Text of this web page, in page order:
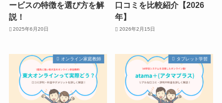
ービスの特徴を選び方を解
説！
2025年6月20日
口コミを比較紹介【2026
年】
2026年2月15日
オンライン家庭教師 タブレット学習